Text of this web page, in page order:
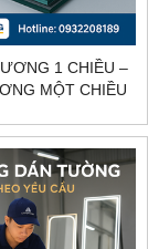
1 CHIỀU –
MỘT CHIỀU
TPHCM